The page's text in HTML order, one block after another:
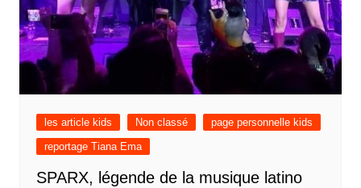
les article kids Non classé
page personnelle kids
reportage Tiana Ema
SPARX, légende de la musique latino